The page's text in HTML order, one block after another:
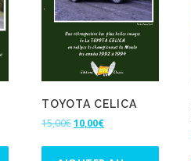
TOYOTA CELICA
15,00€L
10,00€L